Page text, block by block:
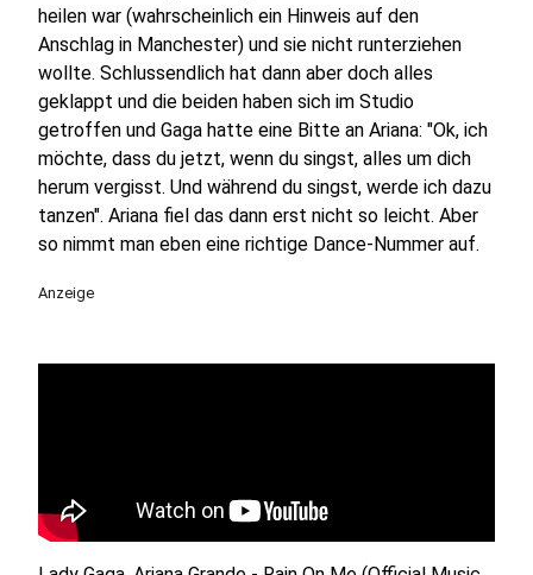
heilen war (wahrscheinlich ein Hinweis auf den
Anschlag in Manchester) und sie nicht runterziehen
wollte. Schlussendlich hat dann aber doch alles
geklappt und die beiden haben sich im Studio
getroffen und Gaga hatte eine Bitte an Ariana: "Ok, ich
möchte, dass du jetzt, wenn du singst, alles um dich
herum vergisst. Und während du singst, werde ich dazu
tanzen". Ariana fiel das dann erst nicht so leicht. Aber
so nimmt man eben eine richtige Dance-Nummer auf.
Anzeige